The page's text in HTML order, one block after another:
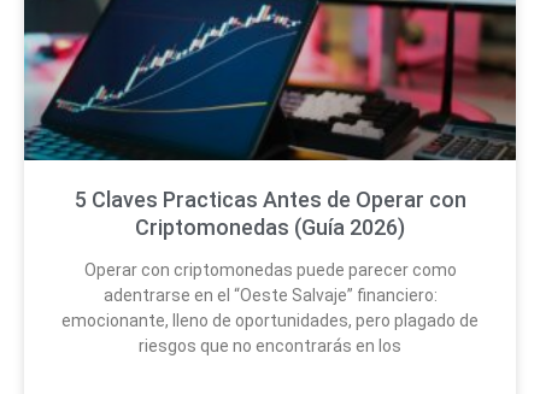
5 Claves Practicas Antes de Operar con
Criptomonedas (Guía 2026)
Operar con criptomonedas puede parecer como
adentrarse en el “Oeste Salvaje” financiero:
emocionante, lleno de oportunidades, pero plagado de
riesgos que no encontrarás en los